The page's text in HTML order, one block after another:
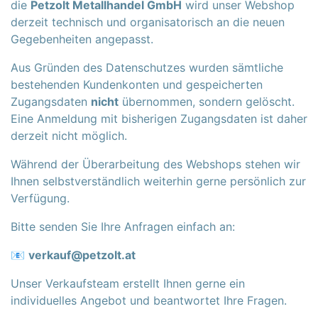
die Petzolt Metallhandel GmbH wird unser Webshop
derzeit technisch und organisatorisch an die neuen
Gegebenheiten angepasst.
Aus Gründen des Datenschutzes wurden sämtliche
bestehenden Kundenkonten und gespeicherten
Zugangsdaten nicht übernommen, sondern gelöscht.
Eine Anmeldung mit bisherigen Zugangsdaten ist daher
derzeit nicht möglich.
Während der Überarbeitung des Webshops stehen wir
Ihnen selbstverständlich weiterhin gerne persönlich zur
Verfügung.
Bitte senden Sie Ihre Anfragen einfach an:
📧 verkauf@petzolt.at
Unser Verkaufsteam erstellt Ihnen gerne ein
individuelles Angebot und beantwortet Ihre Fragen.